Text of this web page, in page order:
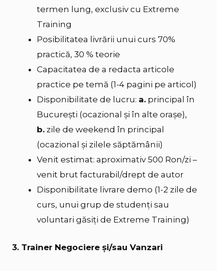
termen lung, exclusiv cu Extreme
Training
Posibilitatea livrării unui curs 70%
practică, 30 % teorie
Capacitatea de a redacta articole
practice pe temă (1-4 pagini pe articol)
Disponibilitate de lucru: a. principal în
Bucureşti (ocazional şi în alte orașe),
b. zile de weekend în principal
(ocazional și zilele săptămânii)
Venit estimat: aproximativ 500 Ron/zi –
venit brut facturabil/drept de autor
Disponibilitate livrare demo (1-2 zile de
curs, unui grup de studenţi sau
voluntari găsiţi de Extreme Training)
3. Trainer Negociere şi/sau Vanzari